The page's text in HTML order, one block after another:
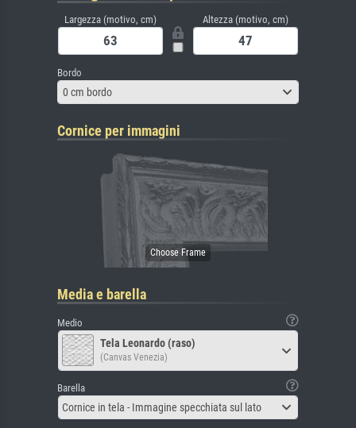
Largezza (motivo, cm) Altezza (motivo, cm)
Bordo
0 cm bordo
Cornice per immagini
Media e barella
Medio
Tela Leonardo (raso)
(Canvas Venezia)
Barella
Cornice in tela - Immagine specchiata sul lato